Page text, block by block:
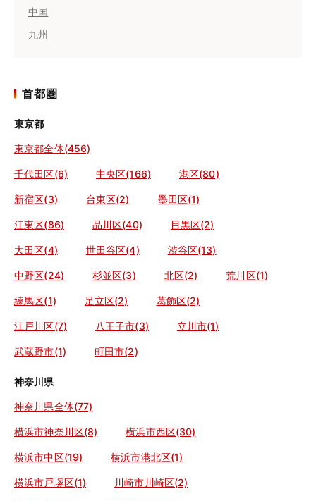
中国
九州
首都圏
東京都
東京都全体(456)
千代田区(6) 中央区(166) 港区(80)
新宿区(3) 台東区(2) 墨田区(1)
江東区(86) 品川区(40) 目黒区(2)
大田区(4) 世田谷区(4) 渋谷区(13)
中野区(24) 杉並区(3) 北区(2) 荒川区(1)
練馬区(1) 足立区(2) 葛飾区(2)
江戸川区(7) 八王子市(3) 立川市(1)
武蔵野市(1) 町田市(2)
神奈川県
神奈川県全体(77)
横浜市神奈川区(8) 横浜市西区(30)
横浜市中区(19) 横浜市港北区(1)
横浜市戸塚区(1) 川崎市川崎区(2)